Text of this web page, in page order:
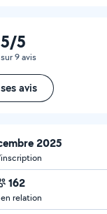
5/5
9 avis
avis
2025
162
relation